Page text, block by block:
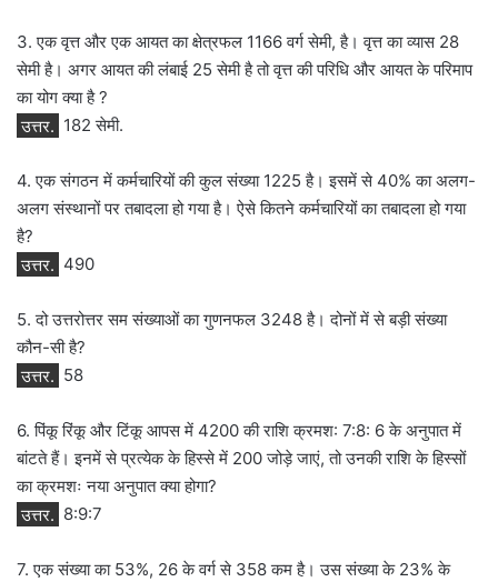
3. एक वृत्त और एक आयत का क्षेत्रफल 1166 वर्ग सेमी, है। वृत्त का व्यास 28
सेमी है। अगर आयत की लंबाई 25 सेमी है तो वृत्त की परिधि और आयत के परिमाप
का योग क्या है ?
उत्तर. 182 सेमी.
4. एक संगठन में कर्मचारियों की कुल संख्या 1225 है। इसमें से 40% का अलग-
अलग संस्थानों पर तबादला हो गया है। ऐसे कितने कर्मचारियों का तबादला हो गया
है?
उत्तर. 490
5. दो उत्तरोत्तर सम संख्याओं का गुणनफल 3248 है। दोनों में से बड़ी संख्या
कौन-सी है?
उत्तर. 58
6. पिंकू रिंकू और टिंकू आपस में 4200 की राशि क्रमश: 7:8: 6 के अनुपात में
बांटते हैं। इनमें से प्रत्येक के हिस्से में 200 जोड़े जाएं, तो उनकी राशि के हिस्सों
का क्रमशः नया अनुपात क्या होगा?
उत्तर. 8:9:7
7. एक संख्या का 53%, 26 के वर्ग से 358 कम है। उस संख्या के 23% के